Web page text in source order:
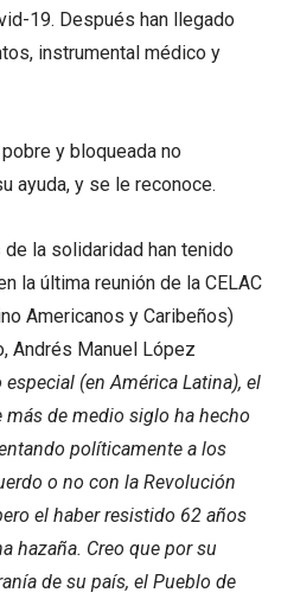
19. Después han llegado
instrumental médico y
y bloqueada no
ayuda, y se le reconoce.
la solidaridad han tenido
la última reunión de la CELAC
Americanos y Caribeños)
Andrés Manuel López
(en América Latina), el
más de medio siglo ha hecho
políticamente a los
o no con la Revolución
el haber resistido 62 años
hazaña. Creo que por su
de su país, el Pueblo de